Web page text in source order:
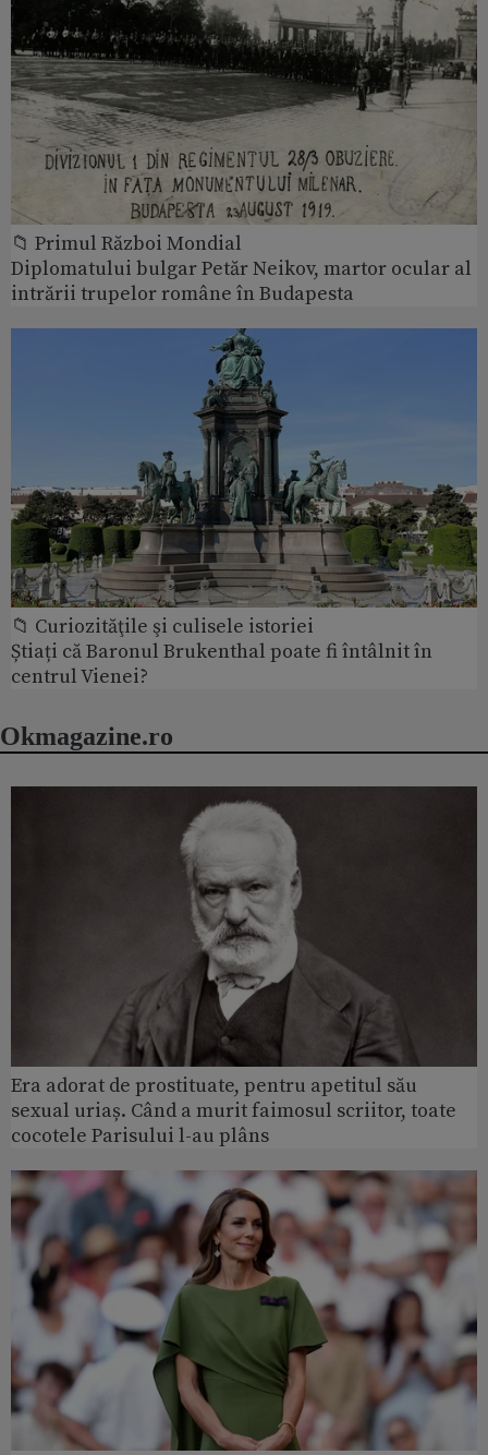
📁 Primul Război Mondial
Diplomatului bulgar Petăr Neikov, martor ocular al
intrării trupelor române în Budapesta
📁 Curiozităţile şi culisele istoriei
Știați că Baronul Brukenthal poate fi întâlnit în
centrul Vienei?
Okmagazine.ro
Era adorat de prostituate, pentru apetitul său
sexual uriaș. Când a murit faimosul scriitor, toate
cocotele Parisului l-au plâns